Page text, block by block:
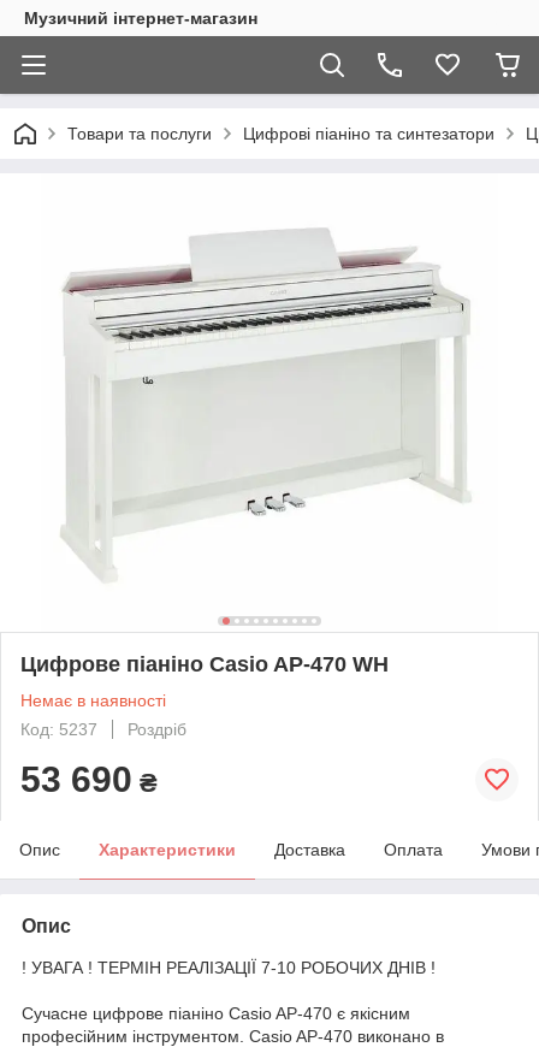
Музичний інтернет-магазин
Товари та послуги Цифрові піаніно та синтезатори
Цифрове піаніно Casio AP-470 WH
Немає в наявності
Код: 5237
Роздріб
53 690 ₴
Опис Характеристики Доставка Оплата Умови
Опис
! УВАГА ! ТЕРМІН РЕАЛІЗАЦІЇ 7-10 РОБОЧИХ ДНІВ !
Сучасне цифрове піаніно Casio AP-470 є якісним
професійним інструментом. Casio AP-470 виконано в